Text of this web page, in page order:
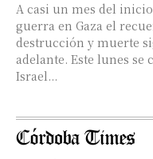
A casi un mes del
guerra en Gaza el
destrucción y muerte
adelante. Este lunes se
Israel...